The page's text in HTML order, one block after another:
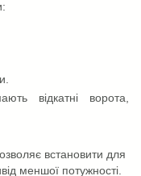
відкатні ворота,
встановити для
меншої потужності.